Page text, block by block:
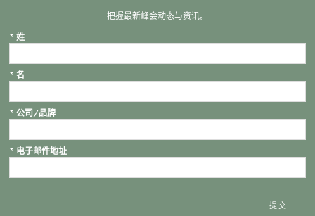
把握最新峰会动态与资讯。
* 姓
* 名
* 公司/品牌
* 电子邮件地址
提交